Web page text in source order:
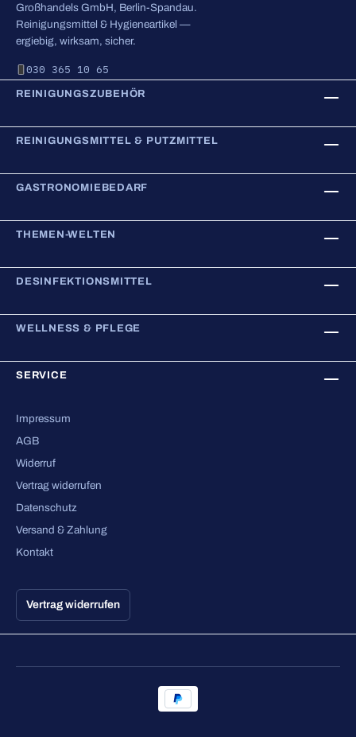
Großhandels GmbH, Berlin-Spandau.
Reinigungsmittel & Hygieneartikel —
ergiebig, wirksam, sicher.
030 365 10 65
REINIGUNGSZUBEHÖR
REINIGUNGSMITTEL & PUTZMITTEL
GASTRONOMIEBEDARF
THEMEN-WELTEN
DESINFEKTIONSMITTEL
WELLNESS & PFLEGE
SERVICE
Impressum
AGB
Widerruf
Vertrag widerrufen
Datenschutz
Versand & Zahlung
Kontakt
Vertrag widerrufen